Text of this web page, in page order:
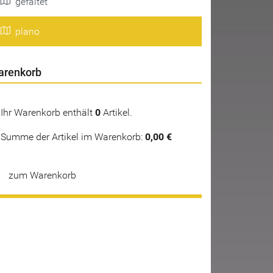
plano
Ihr Warenkorb enthält 0 Artikel.
Summe der Artikel im Warenkorb: 0,00 €
zum Warenkorb